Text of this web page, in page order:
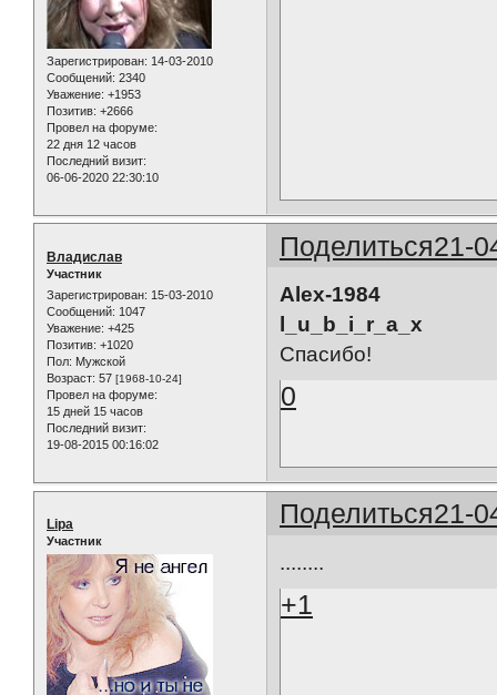
Зарегистрирован: 14-03-2010
Сообщений: 2340
Уважение: +1953
Позитив: +2666
Провел на форуме:
22 дня 12 часов
Последний визит:
06-06-2020 22:30:10
Поделиться21-
Владислав
Участник
Зарегистрирован: 15-03-2010
Сообщений: 1047
Уважение: +425
Позитив: +1020
Пол: Мужской
Возраст: 57 [1968-10-24]
Провел на форуме:
15 дней 15 часов
Последний визит:
19-08-2015 00:16:02
Alex-1984
l_u_b_i_r_a_x
Спасибо!
0
Поделиться21-
Lipa
Участник
........
+1